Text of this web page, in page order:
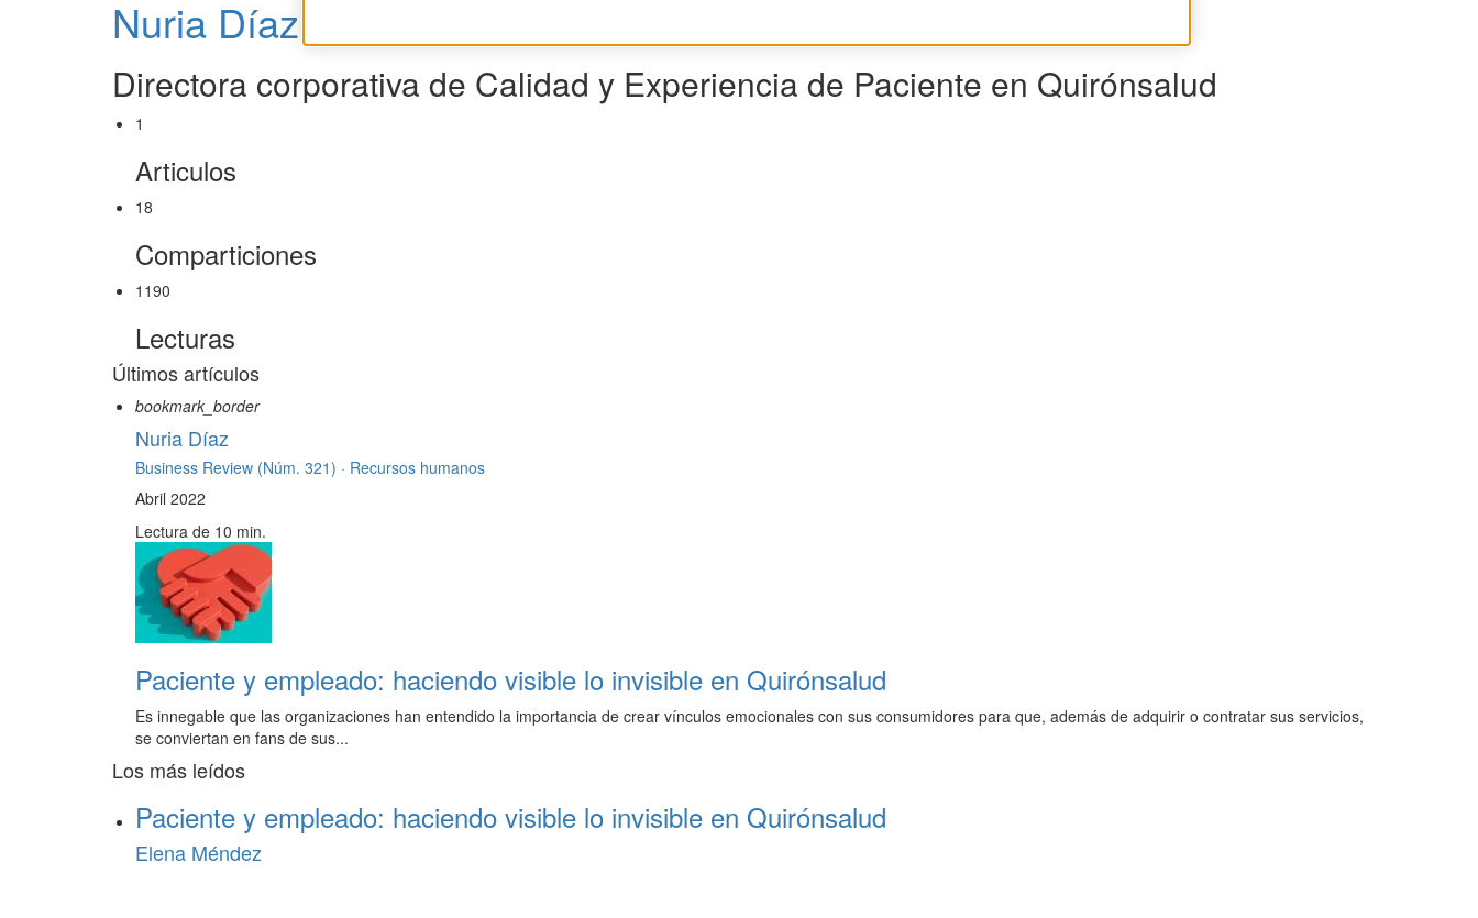
Nuria Díaz
Directora corporativa de Calidad y Experiencia de Paciente en Quirónsalud
1
Articulos
18
Comparticiones
1190
Lecturas
Últimos artículos
bookmark_border
Nuria Díaz
Business Review (Núm. 321) · Recursos humanos
Abril 2022
Lectura de 10 min.
Paciente y empleado: haciendo visible lo invisible en Quirónsalud
Es innegable que las organizaciones han entendido la importancia de crear vínculos emocionales con sus consumidores para que, además de adquirir o contratar sus servicios,
se conviertan en fans de sus...
Los más leídos
Paciente y empleado: haciendo visible lo invisible en Quirónsalud
Elena Méndez